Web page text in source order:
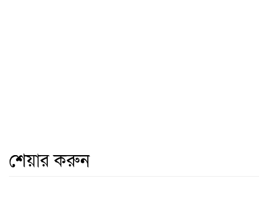
শেয়ার করুন